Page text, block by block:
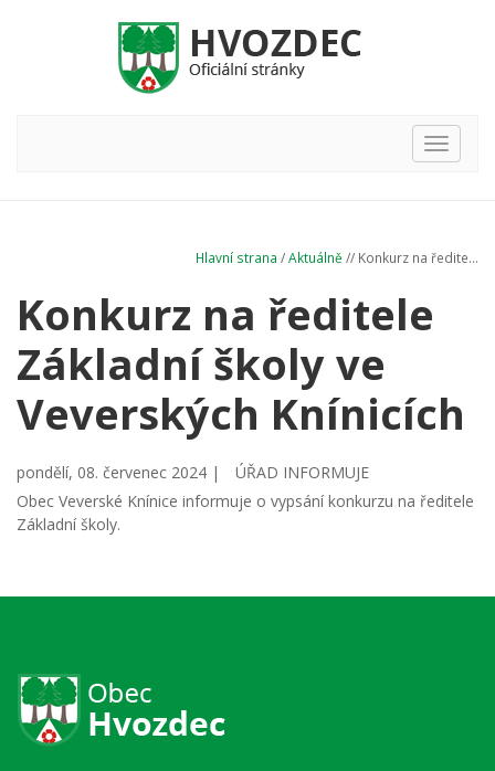
Hlavní
nabídka
Hlavní strana /Aktuálně // Konkurz na ředite...
Konkurz na ředitele
Základní školy ve
Veverských Knínicích
pondělí, 08. červenec 2024 |
ÚŘAD INFORMUJE
Obec Veverské Knínice informuje o vypsání konkurzu na ředitele
Základní školy.